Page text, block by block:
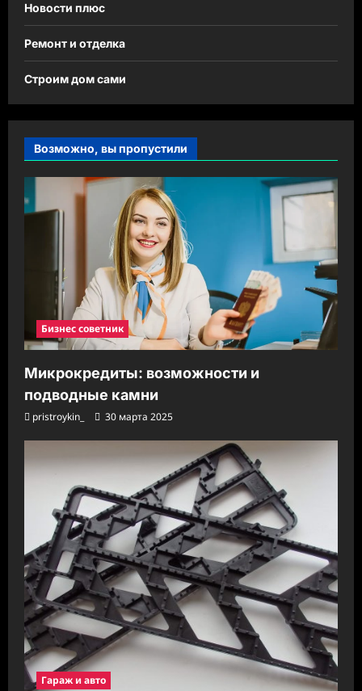
Новости плюс
Ремонт и отделка
Строим дом сами
Возможно, вы пропустили
Бизнес советник
Микрокредиты: возможности и
подводные камни
pristroykin_ 30 марта 2025
Гараж и авто